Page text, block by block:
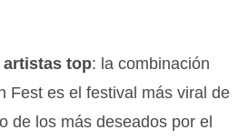
artistas top: la combinación
Fest es el festival más viral de
de los más deseados por el